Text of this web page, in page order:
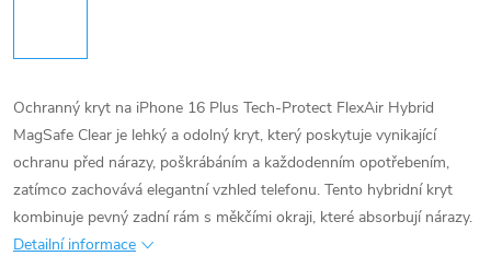
Ochranný kryt na iPhone 16 Plus Tech-Protect FlexAir Hybrid
MagSafe Clear je lehký a odolný kryt, který poskytuje vynikající
ochranu před nárazy, poškrábáním a každodenním opotřebením,
zatímco zachovává elegantní vzhled telefonu. Tento hybridní kryt
kombinuje pevný zadní rám s měkčími okraji, které absorbují nárazy.
Detailní informace